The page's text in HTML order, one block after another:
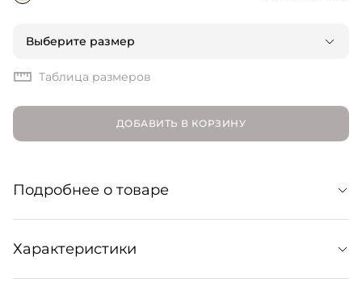
Выберите размер
Таблица размеров
ДОБАВИТЬ В КОРЗИНУ
Подробнее о товаре
Классика в современной интерпретации — тренч с
ультраширокими лацканами. Изготовлен из плотного
хлопкового твила и защитит от дождя и ветра в
Характеристики